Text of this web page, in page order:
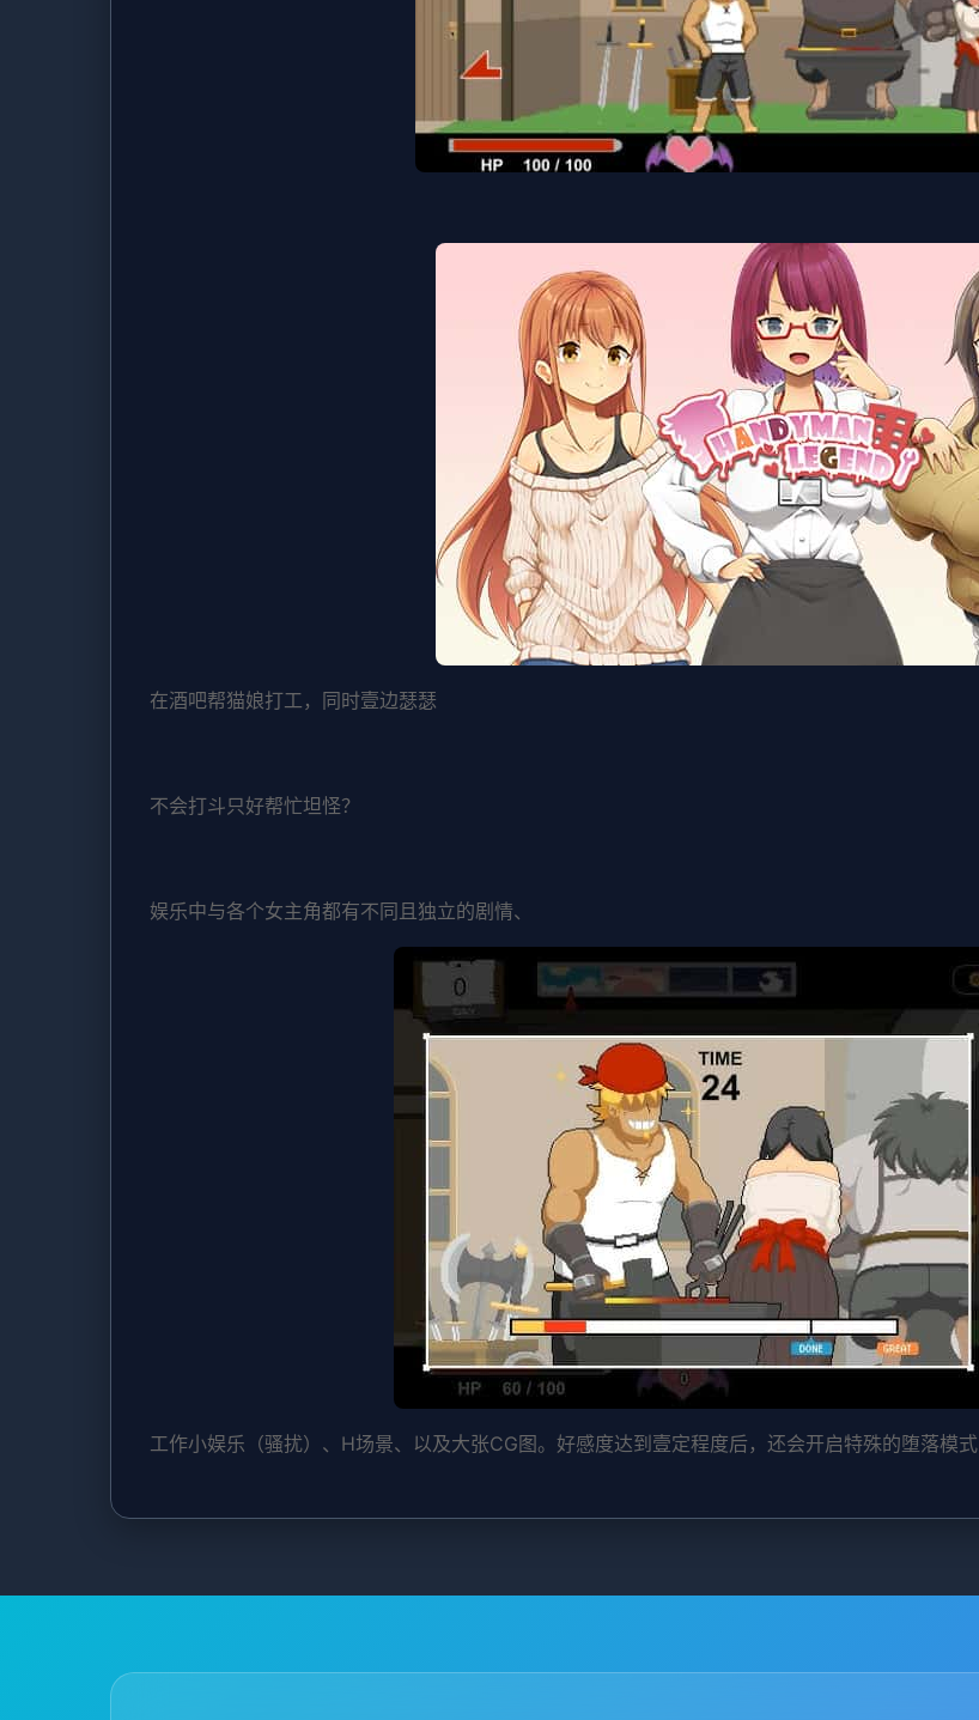
在酒吧帮猫娘打工，同时壹边瑟瑟
不会打斗只好帮忙坦怪？
娱乐中与各个女主角都有不同且独立的剧情、
工作小娱乐（骚扰）、H场景、以及大张CG图。好感度达到壹定程度后，还会开启特殊的堕落模式